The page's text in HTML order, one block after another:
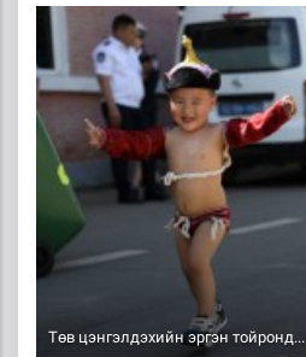
Төв цэнгэлдэхийн эргэн тойронд...